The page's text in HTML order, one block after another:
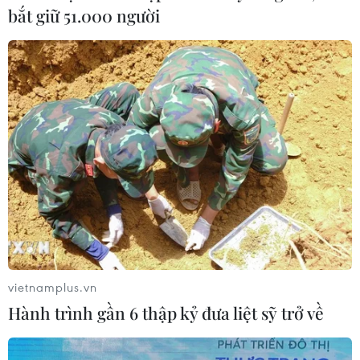
Xem thêm
CƠ QUAN CHỦ QUẢN: THÔNG TẤN XÃ VIỆT NAM
Tổng Biên tập: TRẦN TIẾN DUẨN
Phó Tổng Biên tập: NGUYỄN THỊ TÁM, KHÚC THANH
THỦY
Sở hữu trí tuệ
RSS
Hỗ trợ
Ngôn ngữ
TTXVN
bắt giữ 51.000 người
vietnamplus.vn
Hành trình gần 6 thập kỷ đưa liệt sỹ trở về